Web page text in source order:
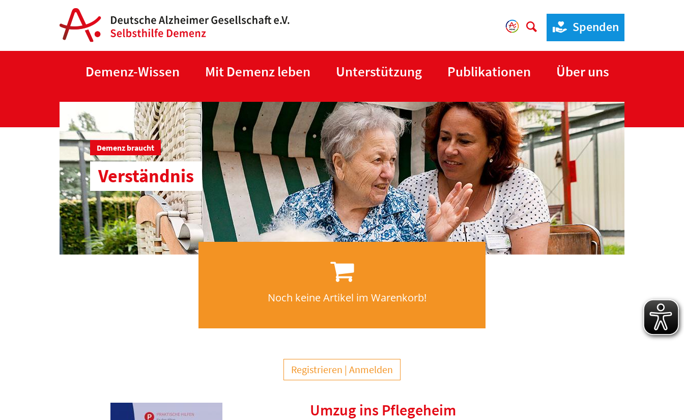
Spenden
Demenz-Wissen Mit Demenz leben Unterstützung Publikationen Über uns
Demenz braucht
Verständnis
Noch keine Artikel im Warenkorb!
Registrieren Anmelden
Umzug ins Pflegeheim